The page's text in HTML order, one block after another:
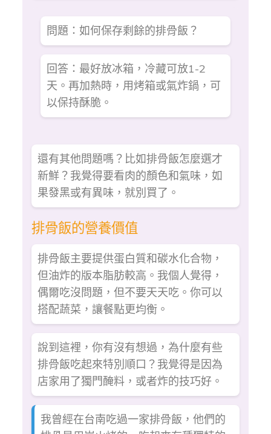
問題：如何保存剩餘的排骨飯？
回答：最好放冰箱，冷藏可放1-2
天。再加熱時，用烤箱或氣炸鍋，可
以保持酥脆。
還有其他問題嗎？比如排骨飯怎麼選才
新鮮？我覺得要看肉的顏色和氣味，如
果發黑或有異味，就別買了。
排骨飯的營養價值
排骨飯主要提供蛋白質和碳水化合物，
但油炸的版本脂肪較高。我個人覺得，
偶爾吃沒問題，但不要天天吃。你可以
搭配蔬菜，讓餐點更均衡。
說到這裡，你有沒有想過，為什麼有些
排骨飯吃起來特別順口？我覺得是因為
店家用了獨門醃料，或者炸的技巧好。
我曾經在台南吃過一家排骨飯，他們的